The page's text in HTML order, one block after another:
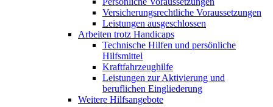
Versicherungsrechtliche Voraussetzungen
Leistungen ausgeschlossen
Arbeiten trotz Handicaps
Technische Hilfen und persönliche
Hilfsmittel
Kraftfahrzeughilfe
Leistungen zur Aktivierung und
beruflichen Eingliederung
Weitere Hilfsangebote